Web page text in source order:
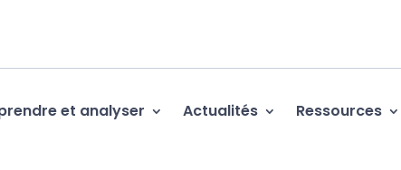
et analyser Actualités Ressources